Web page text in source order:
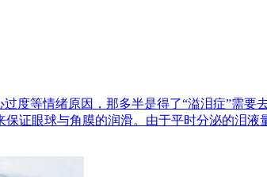
度等情绪原因，那多半是得了“溢泪症”需
证眼球与角膜的润滑。由于平时分泌的泪